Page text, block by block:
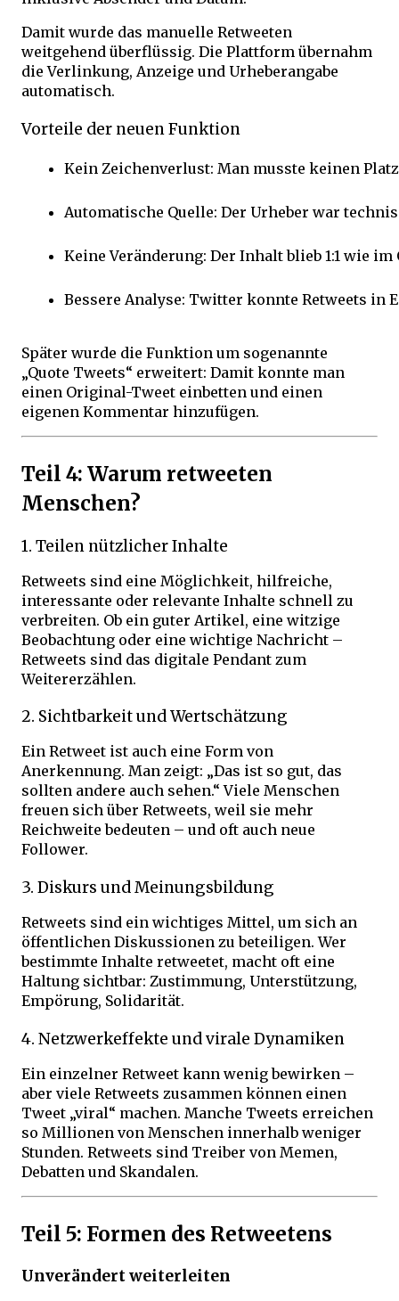
Damit wurde das manuelle Retweeten
weitgehend überflüssig. Die Plattform übernahm
die Verlinkung, Anzeige und Urheberangabe
automatisch.
Vorteile der neuen Funktion
Kein Zeichenverlust: Man musste keinen
Automatische Quelle: Der Urheber war
Keine Veränderung: Der Inhalt blieb 1:1 wie
Bessere Analyse: Twitter konnte Retweets in
Später wurde die Funktion um sogenannte
„Quote Tweets“ erweitert: Damit konnte man
einen Original-Tweet einbetten und einen
eigenen Kommentar hinzufügen.
Teil 4: Warum retweeten
Menschen?
1. Teilen nützlicher Inhalte
Retweets sind eine Möglichkeit, hilfreiche,
interessante oder relevante Inhalte schnell zu
verbreiten. Ob ein guter Artikel, eine witzige
Beobachtung oder eine wichtige Nachricht –
Retweets sind das digitale Pendant zum
Weitererzählen.
2. Sichtbarkeit und Wertschätzung
Ein Retweet ist auch eine Form von
Anerkennung. Man zeigt: „Das ist so gut, das
sollten andere auch sehen.“ Viele Menschen
freuen sich über Retweets, weil sie mehr
Reichweite bedeuten – und oft auch neue
Follower.
3. Diskurs und Meinungsbildung
Retweets sind ein wichtiges Mittel, um sich an
öffentlichen Diskussionen zu beteiligen. Wer
bestimmte Inhalte retweetet, macht oft eine
Haltung sichtbar: Zustimmung, Unterstützung,
Empörung, Solidarität.
4. Netzwerkeffekte und virale Dynamiken
Ein einzelner Retweet kann wenig bewirken –
aber viele Retweets zusammen können einen
Tweet „viral“ machen. Manche Tweets erreichen
so Millionen von Menschen innerhalb weniger
Stunden. Retweets sind Treiber von Memen,
Debatten und Skandalen.
Teil 5: Formen des Retweetens
Unverändert weiterleiten